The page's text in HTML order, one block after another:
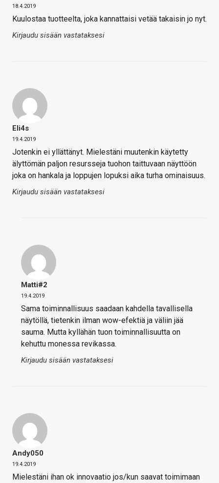
18.4.2019
Kuulostaa tuotteelta, joka kannattaisi vetää takaisin jo nyt.
Kirjaudu sisään vastataksesi
Eli4s
19.4.2019
Jotenkin ei yllättänyt. Mielestäni muutenkin käytetty
älyttömän paljon resursseja tuohon taittuvaan näyttöön
joka on hankala ja loppujen lopuksi aika turha ominaisuus.
Kirjaudu sisään vastataksesi
Matti#2
19.4.2019
Sama toiminnallisuus saadaan kahdella tavallisella
näytöllä, tietenkin ilman wow-efektiä ja väliin jää
sauma. Mutta kyllähän tuon toiminnallisuutta on
kehuttu monessa revikassa.
Kirjaudu sisään vastataksesi
Andy050
19.4.2019
Mielestäni ihan ok innovaatio jos/kun saavat toimimaan